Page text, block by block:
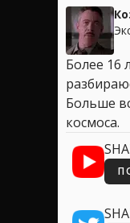
Более 16
Больше
космоса.